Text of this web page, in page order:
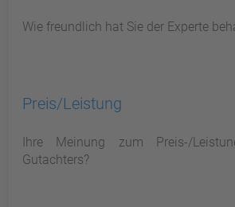
Wie freundlich hat Sie der Experte
Preis/Leistung
Ihre Meinung zum Preis-/
Gutachters?